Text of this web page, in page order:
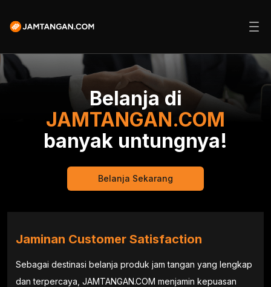
Belanja di
JAMTANGAN.COM
banyak untungnya!
Belanja Sekarang
Jaminan Customer Satisfaction
Sebagai destinasi belanja produk jam tangan yang lengkap
dan terpercaya, JAMTANGAN.COM menjamin kepuasan